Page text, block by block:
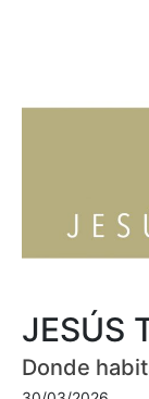
JESÚS
Donde